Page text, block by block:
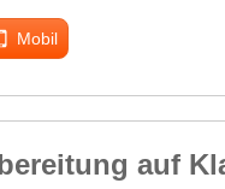
Mobil
auf